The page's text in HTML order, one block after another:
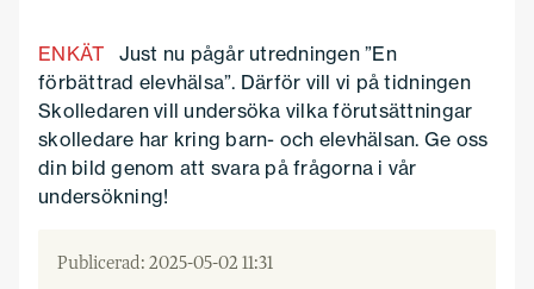
ENKÄT
Just nu pågår utredningen ”En
förbättrad elevhälsa”. Därför vill vi på tidningen
Skolledaren vill undersöka vilka förutsättningar
skolledare har kring barn- och elevhälsan. Ge oss
din bild genom att svara på frågorna i vår
undersökning!
Publicerad: 2025-05-02 11:31